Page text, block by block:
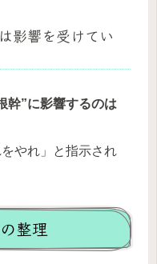
影響を受けてい
幹”に影響するのは
やれ」と指示され
整理